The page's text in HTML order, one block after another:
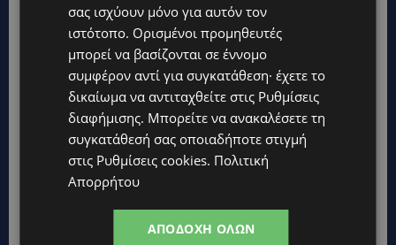
υγεία αυξάνονται όσο αυξάνεται η
κατανάλωση αλκοόλ. Για άτομα που
καταναλώνουν περίπου 14 ποτά την εβδομάδα,
εκτιμήθηκε ότι ένας στους 25 πρόωρους
θανάτους σχετίζεται άμεσα με την
κατανάλωση αλκοόλ.Επιπλέον, ακόμη και ένα
μόνο ποτό την ημέρα συνδέθηκε με αυξημένο
κίνδυνο θανάτου από κίρρωση του ήπατος,
καρκίνο του οισοφάγου και καρκίνο της
στοματικής κοιλότητας.Στις γυναίκες,
σας ισχύουν μόνο για αυτόν τον
ιστότοπο. Ορισμένοι προμηθευτές
μπορεί να βασίζονται σε έννομο
συμφέρον αντί για συγκατάθεση· έχετε το
δικαίωμα να αντιταχθείτε στις Ρυθμίσεις
διαφήμισης. Μπορείτε να ανακαλέσετε τη
συγκατάθεσή σας οποιαδήποτε στιγμή
στις Ρυθμίσεις cookies. Πολιτική
Απορρήτου
ΑΠΟΔΟΧΉ ΌΛΩΝ